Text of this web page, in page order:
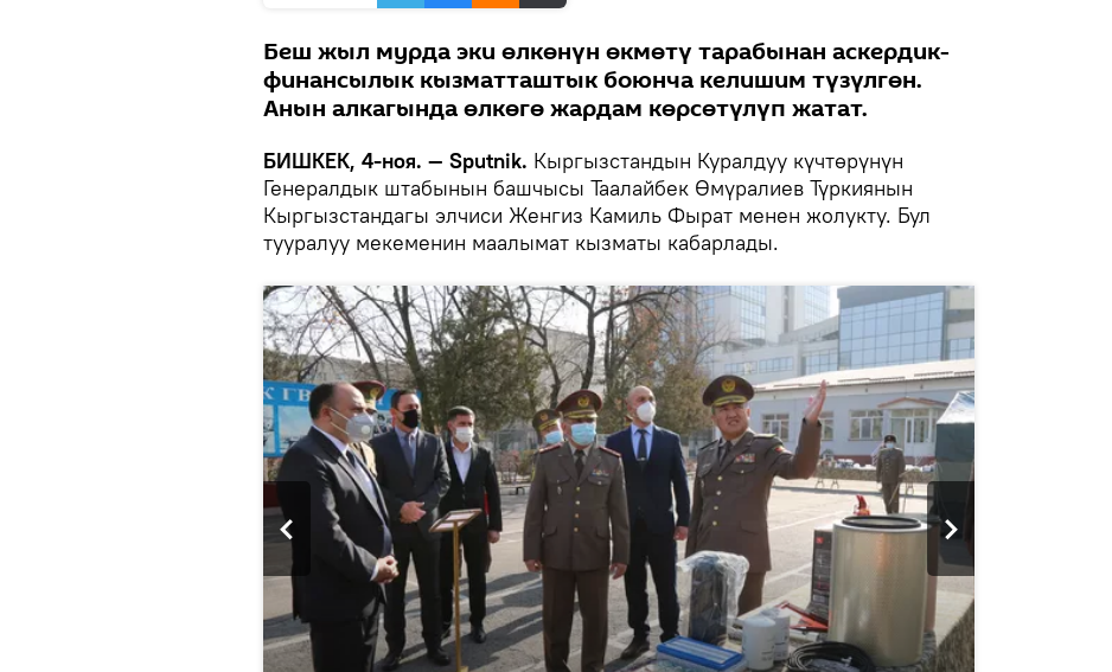
Беш жыл мурда эки өлкөнүн өкмөтү тарабынан аскердик-
финансылык кызматташтык боюнча келишим түзүлгөн.
Анын алкагында өлкөгө жардам көрсөтүлүп жатат.
БИШКЕК, 4-ноя. — Sputnik. Кыргызстандын Куралдуу күчтөрүнүн
Генералдык штабынын башчысы Таалайбек Өмүралиев Түркиянын
Кыргызстандагы элчиси Женгиз Камиль Фырат менен жолукту. Бул
тууралуу мекеменин маалымат кызматы кабарлады.